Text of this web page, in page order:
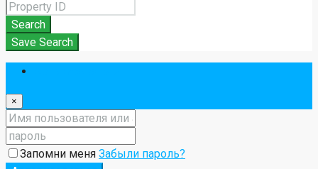
Search
Save Search
×
Запомни меня Забыли пароль?